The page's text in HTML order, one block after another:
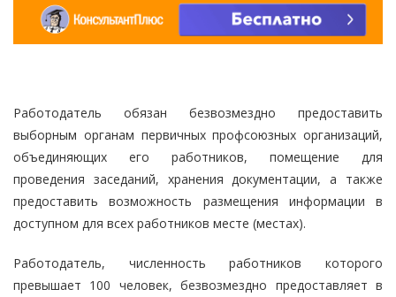
Работодатель обязан безвозмездно предоставить
выборным органам первичных профсоюзных организаций,
объединяющих его работников, помещение для
проведения заседаний, хранения документации, а также
предоставить возможность размещения информации в
доступном для всех работников месте (местах).
Работодатель, численность работников которого
превышает 100 человек, безвозмездно предоставляет в